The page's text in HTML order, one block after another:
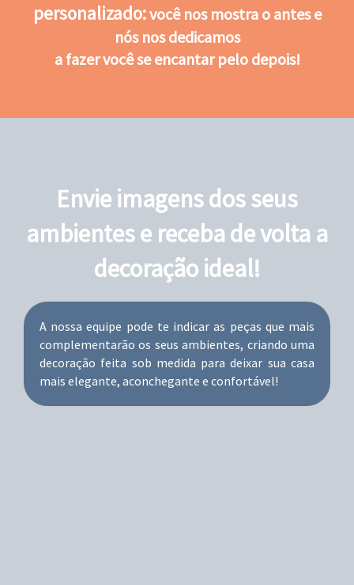
personalizado:você nos mostra o antes e
nós nos dedicamos
a fazer você se encantar pelo depois!
Envie imagens dos seus
ambientes e receba de volta a
decoração ideal!
A nossa equipe pode te indicar as peças que mais
complementarão os seus ambientes, criando uma
decoração feita sob medida para deixar sua casa
mais elegante, aconchegante e confortável!